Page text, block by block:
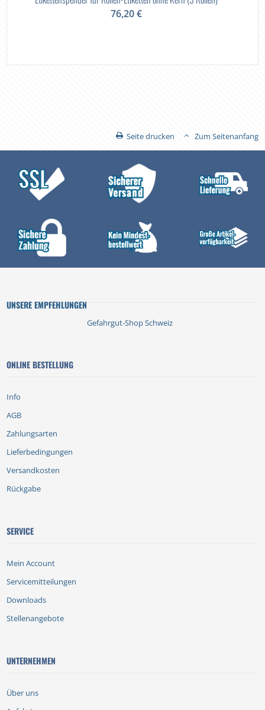
76,20 €
Seite drucken Zum Seitenanfang
UNSERE EMPFEHLUNGEN
Gefahrgut-Shop Schweiz
ONLINE BESTELLUNG
Info
AGB
Zahlungsarten
Lieferbedingungen
Versandkosten
Rückgabe
SERVICE
Mein Account
Servicemitteilungen
Downloads
Stellenangebote
UNTERNEHMEN
Über uns